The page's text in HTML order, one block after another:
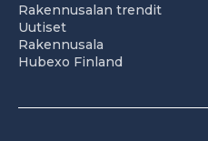
Rakennusalan trendit
Uutiset
Rakennusala
Hubexo Finland